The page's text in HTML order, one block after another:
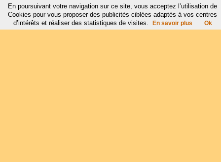
En poursuivant votre navigation sur ce site, vous acceptez l’utilisation de
Cookies pour vous proposer des publicités ciblées adaptés à vos centres
d’intérêts et réaliser des statistiques de visites.
En savoir plus Ok